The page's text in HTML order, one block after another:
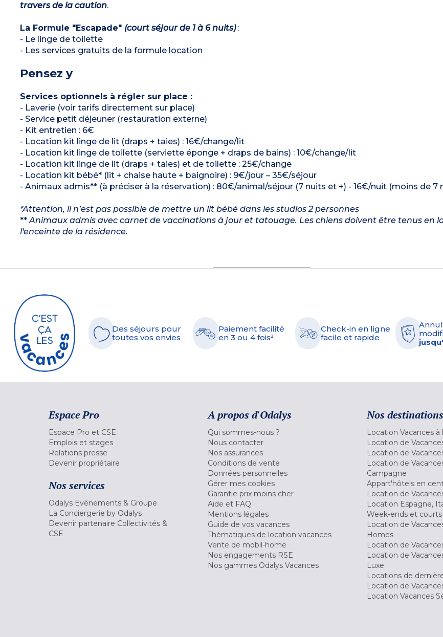
travers de la caution.
La Formule "Escapade" (court séjour de 1 à 6 nuits):
- Le linge de toilette
- Les services gratuits de la formule location
Pensez y
Services optionnels à régler sur place :
- Laverie (voir tarifs directement sur place)
- Service petit déjeuner (restauration externe)
- Kit entretien : 6€
- Location kit linge de lit (draps + taies) : 16€/change/lit
- Location kit linge de toilette (serviette éponge + draps de bains) : 10€/change/lit
- Location kit linge de lit (draps + taies) et de toilette : 25€/change
- Location kit bébé* (lit + chaise haute + baignoire) : 9€/jour – 35€/séjour
- Animaux admis** (à préciser à la réservation) : 80€/animal/séjour (7 nuits et +) - 16€/nuit (moins de 7
*Attention, il n’est pas possible de mettre un lit bébé dans les studios 2 personnes
**Animaux admis avec carnet de vaccinations à jour et tatouage. Les chiens doivent être tenus en
l'enceinte de la résidence.
Des séjours pour
toutes vos envies
Paiement facilité
en 3 ou 4 fois²
Check-in en ligne
facile et rapide
Espace Pro
Espace Pro et CSE
Emplois et stages
Relations presse
Devenir propriétaire
Nos services
Odalys Evènements & Groupe
La Conciergerie by Odalys
Devenir partenaire Collectivités &
CSE
A propos d'Odalys
Qui sommes-nous ?
Nous contacter
Nos assurances
Conditions de vente
Données personnelles
Gérer mes cookies
Garantie prix moins cher
Aide et FAQ
Mentions légales
Guide de vos vacances
Thématiques de location vacances
Vente de mobil-home
Nos engagements RSE
Nos gammes Odalys Vacances
Nos destinations
Location Vacances à
Location de
Location de
Location de
Campagne
Appart'hôtels en
Location de
Location Espagne,
Week-ends et courts
Location de
Homes
Location de
Location de
Luxe
Locations de
Location de
Location Vacances